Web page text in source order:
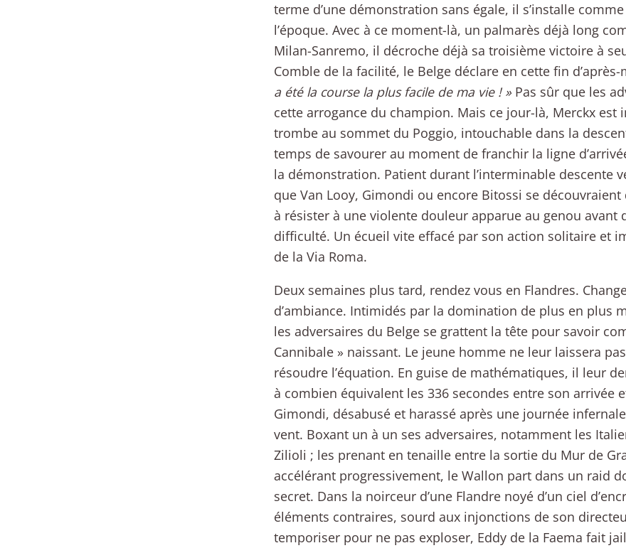
terme d’une démonstration sans égale, il s’installe
l’époque. Avec à ce moment-là, un palmarès déjà long
Milan-Sanremo, il décroche déjà sa troisième victoire à
Comble de la facilité, le Belge déclare en cette fin
a été la course la plus facile de ma vie ! »Pas sûr que les
cette arrogance du champion. Mais ce jour-là, Merckx est
trombe au sommet du Poggio, intouchable dans la
temps de savourer au moment de franchir la ligne
la démonstration. Patient durant l’interminable descente
que Van Looy, Gimondi ou encore Bitossi se
à résister à une violente douleur apparue au genou avant
difficulté. Un écueil vite effacé par son action solitaire et
de la Via Roma.
Deux semaines plus tard, rendez vous en Flandres.
d’ambiance. Intimidés par la domination de plus en plus
les adversaires du Belge se grattent la tête pour savoir
Cannibale » naissant. Le jeune homme ne leur laissera
résoudre l’équation. En guise de mathématiques, il leur
à combien équivalent les 336 secondes entre son arrivée
Gimondi, désabusé et harassé après une journée
vent. Boxant un à un ses adversaires, notamment les
Zilioli ; les prenant en tenaille entre la sortie du Mur de
accélérant progressivement, le Wallon part dans un raid
secret. Dans la noirceur d’une Flandre noyé d’un ciel
éléments contraires, sourd aux injonctions de son
temporiser pour ne pas exploser, Eddy de la Faema fait